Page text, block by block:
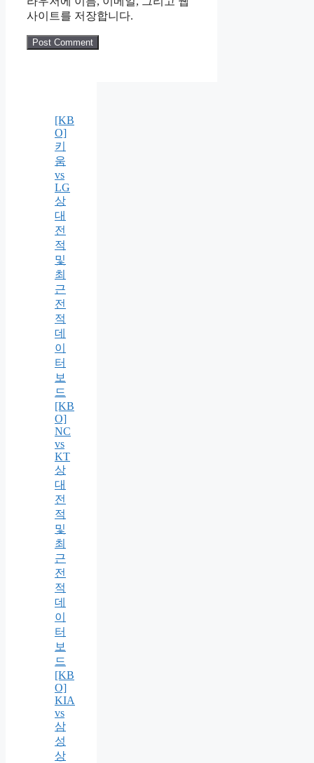
사이트를 저장합니다.
[KB
O]
키
움
vs
LG
상
대
전
적
및
최
근
전
적
데
이
터
보
드
[KB
O]
NC
vs
KT
상
대
전
적
및
최
근
전
적
데
이
터
보
드
[KB
O]
KIA
vs
삼
성
상